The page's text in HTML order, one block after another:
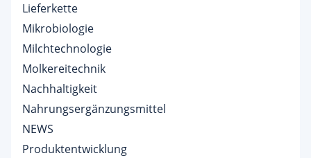
Lieferkette
Mikrobiologie
Milchtechnologie
Molkereitechnik
Nachhaltigkeit
Nahrungsergänzungsmittel
NEWS
Produktentwicklung